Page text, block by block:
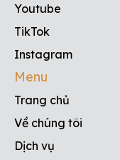
Youtube
TikTok
Instagram
Menu
Trang chủ
Về chúng tôi
Dịch vụ